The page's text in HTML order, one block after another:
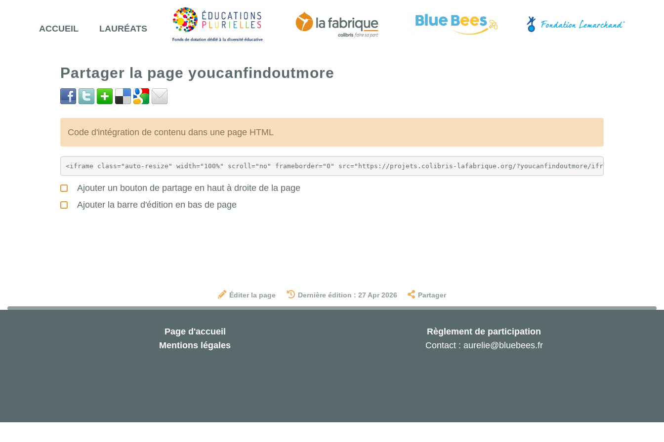
ACCUEIL LAURÉATS
Partager la page youcanfindoutmore
Code d'intégration de contenu dans une page HTML
Ajouter un bouton de partage en haut à droite de la page
Ajouter la barre d'édition en bas de page
Éditer la page Dernière édition : 27 Apr 2026 Partager
Page d'accueil
Mentions légales
Règlement de participation
Contact : aurelie@bluebees.fr